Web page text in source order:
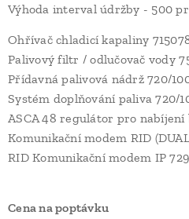
Výhoda interval údržby - 500
Ohřívač chladicí kapaliny
Palivový filtr / odlučovač vody
Přídavná palivová nádrž 720/
Systém doplňování paliva 720/
ASCA 48 regulátor pro nabíjení
Komunikační modem RID
RID Komunikační modem IP
Cena na poptávku